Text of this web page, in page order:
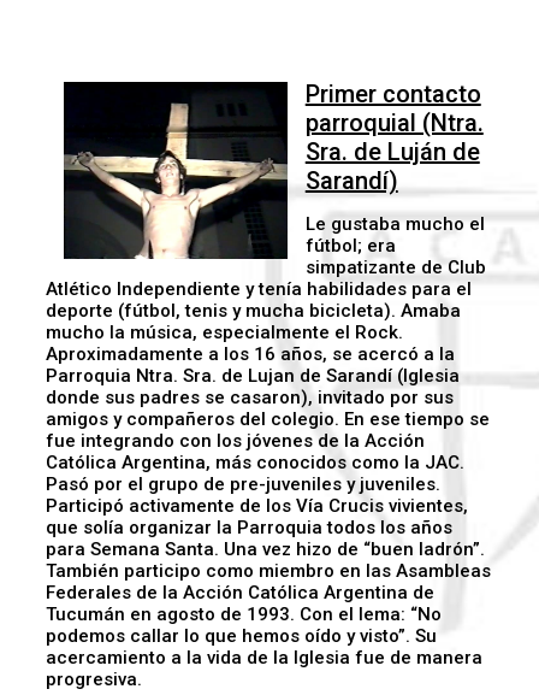
Primer contacto
parroquial (Ntra.
Sra. de Luján de
Sarandí)
Le gustaba mucho el
fútbol; era
simpatizante de Club
Atlético Independiente y tenía habilidades para el
deporte (fútbol, tenis y mucha bicicleta). Amaba
mucho la música, especialmente el Rock.
Aproximadamente a los 16 años, se acercó a la
Parroquia Ntra. Sra. de Lujan de Sarandí (Iglesia
donde sus padres se casaron), invitado por sus
amigos y compañeros del colegio. En ese tiempo se
fue integrando con los jóvenes de la Acción
Católica Argentina, más conocidos como la JAC.
Pasó por el grupo de pre-juveniles y juveniles.
Participó activamente de los Vía Crucis vivientes,
que solía organizar la Parroquia todos los años
para Semana Santa. Una vez hizo de “buen ladrón”.
También participo como miembro en las Asambleas
Federales de la Acción Católica Argentina de
Tucumán en agosto de 1993. Con el lema: “No
podemos callar lo que hemos oído y visto”. Su
acercamiento a la vida de la Iglesia fue de manera
progresiva.